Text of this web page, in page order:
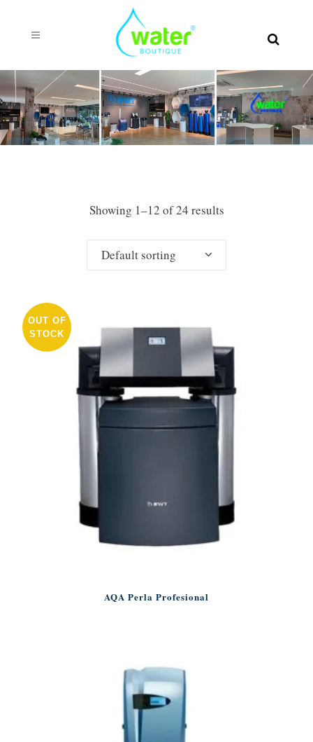
Showing 1–12 of 24 results
Default sorting
OUT OF
STOCK
AQA Perla Profesional